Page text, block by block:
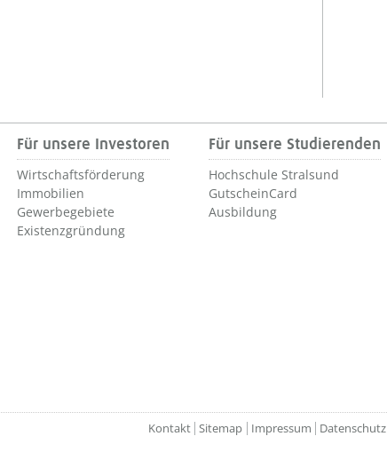
Für unsere Investoren
Wirtschaftsförderung
Immobilien
Gewerbegebiete
Existenzgründung
Für unsere Studierenden
Hochschule Stralsund
GutscheinCard
Ausbildung
Kontakt Sitemap Impressum Datenschutz